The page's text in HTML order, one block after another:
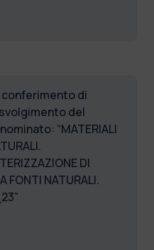
conferimento di
del
“MATERIALI
DI
FONTI NATURALI.